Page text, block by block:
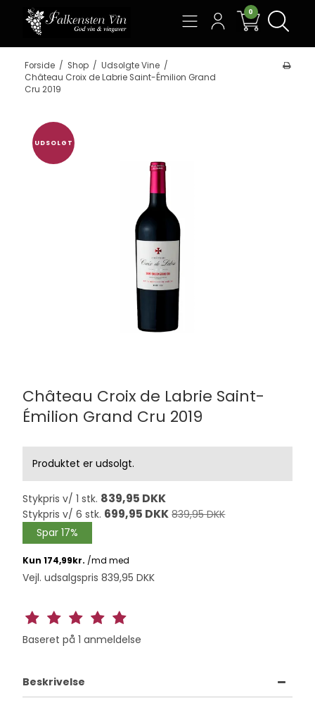
0
Forside / Shop / Udsolgte Vine /
Château Croix de Labrie Saint-Émilion Grand
Cru 2019
UDSOLGT
Château Croix de Labrie Saint-
Émilion Grand Cru 2019
Produktet er udsolgt.
Stykpris v/ 1 stk. 839,95 DKK
Stykpris v/ 6 stk. 699,95 DKK 839,95 DKK
Spar 17%
Vejl. udsalgspris 839,95 DKK
Baseret på 1 anmeldelse
Beskrivelse